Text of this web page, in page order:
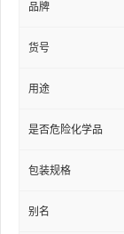
品牌
货号
用途
是否危险化学品
包装规格
别名